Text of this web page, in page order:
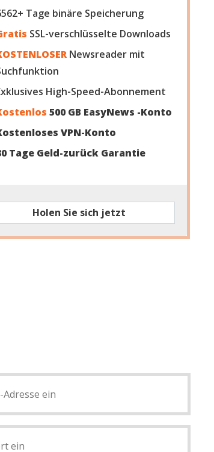
Tage binäre Speicherung
SSL-verschlüsselte Downloads
Newsreader mit
High-Speed-Abonnement
500 GB EasyNews -Konto
VPN-Konto
Tage Geld-zurück Garantie
Holen Sie sich jetzt